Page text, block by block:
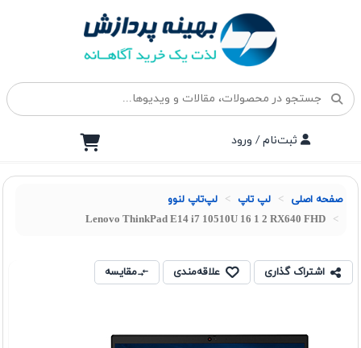
ثبت‌نام / ورود
صفحه اصلی لپ تاپ لپ‌تاپ لنوو
Lenovo ThinkPad E14 i7 10510U 16 1 2 RX640 FHD
اشتراک گذاری علاقه‌مندی مقایسه